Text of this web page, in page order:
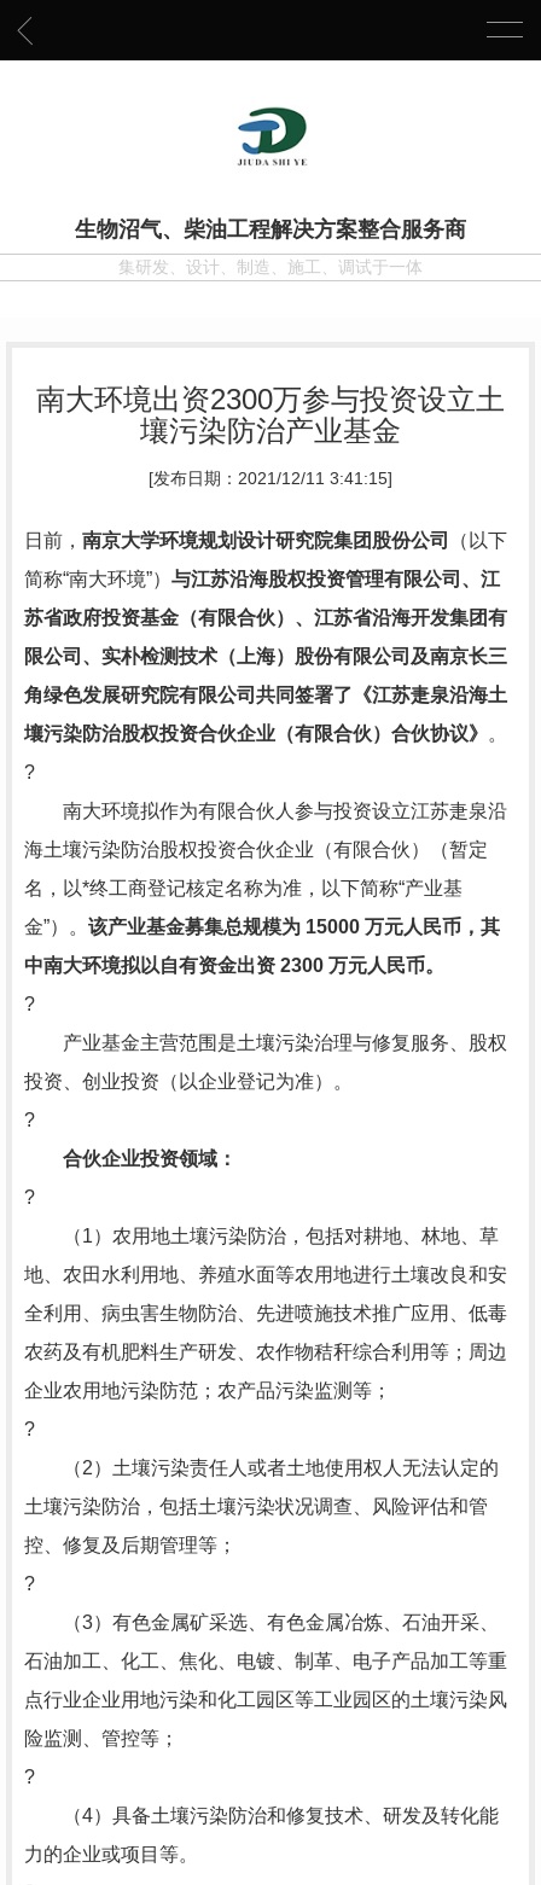
生物沼气、柴油工程解决方案整合服务商
集研发、设计、制造、施工、调试于一体
南大环境出资2300万参与投资设立土
壤污染防治产业基金
[发布日期：2021/12/11 3:41:15]
日前， 南京大学环境规划设计研究院集团股份公司
（以下
简称“南大环境”） 与江苏沿海股权投资管理有限公司、江
苏省政府投资基金（有限合伙）、江苏省沿海开发集团有
限公司、实朴检测技术（上海）股份有限公司及南京长三
角绿色发展研究院有限公司共同签署了《江苏疌泉沿海土
壤污染防治股权投资合伙企业（有限合伙）合伙协议》 。
?
南大环境拟作为有限合伙人参与投资设立江苏疌泉沿
海土壤污染防治股权投资合伙企业（有限合伙）（暂定
名，以*终工商登记核定名称为准，以下简称“产业基
金”）。 该产业基金募集总规模为 15000 万元人民币，其
中南大环境拟以自有资金出资 2300 万元人民币。
?
产业基金主营范围是土壤污染治理与修复服务、股权
投资、创业投资（以企业登记为准）。
?
合伙企业投资领域：
?
（1）农用地土壤污染防治，包括对耕地、林地、草
地、农田水利用地、养殖水面等农用地进行土壤改良和安
全利用、病虫害生物防治、先进喷施技术推广应用、低毒
农药及有机肥料生产研发、农作物秸秆综合利用等；周边
企业农用地污染防范；农产品污染监测等；
?
（2）土壤污染责任人或者土地使用权人无法认定的
土壤污染防治，包括土壤污染状况调查、风险评估和管
控、修复及后期管理等；
?
（3）有色金属矿采选、有色金属冶炼、石油开采、
石油加工、化工、焦化、电镀、制革、电子产品加工等重
点行业企业用地污染和化工园区等工业园区的土壤污染风
险监测、管控等；
?
（4）具备土壤污染防治和修复技术、研发及转化能
力的企业或项目等。